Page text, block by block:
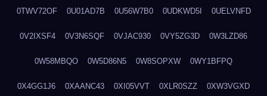
0TWV72OF 0U01AD7B 0U56W7B0 0UDKWD5I 0UELVNFD
0V2IXSF4 0V3N6SQF 0VJAC930 0VY5ZG3D 0W3LZD86
0W58MBQO 0W5D86N5 0W8SOPXW 0WY1BFPQ
0X4GG1J6 0XAANC43 0XI05VVT 0XLR0SZZ 0XW3VGXD